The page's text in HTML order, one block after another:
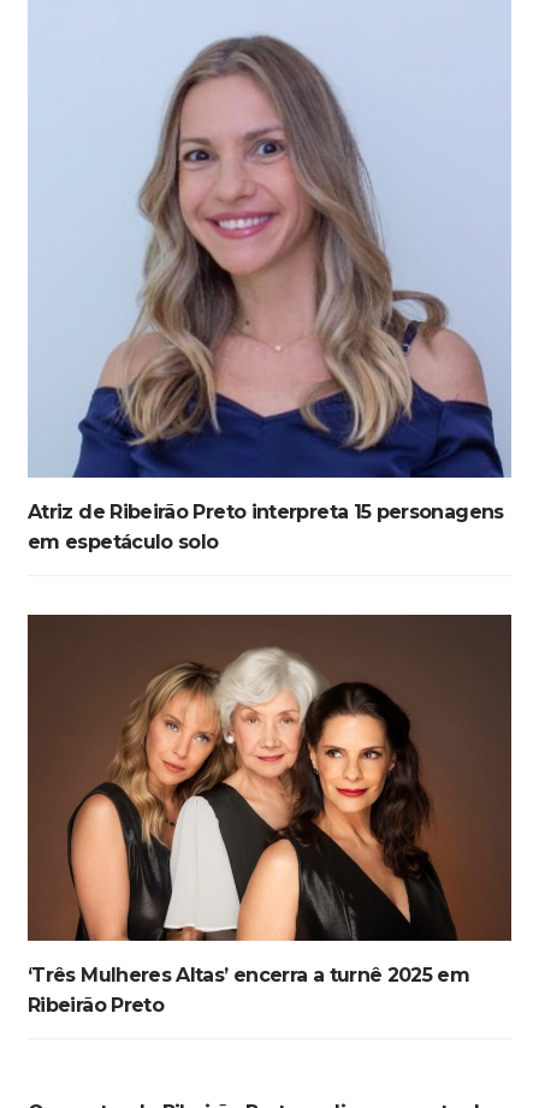
Atriz de Ribeirão Preto interpreta 15 personagens
em espetáculo solo
‘Três Mulheres Altas’ encerra a turnê 2025 em
Ribeirão Preto